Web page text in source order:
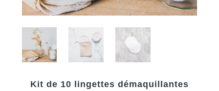
Kit de 10 lingettes démaquillantes